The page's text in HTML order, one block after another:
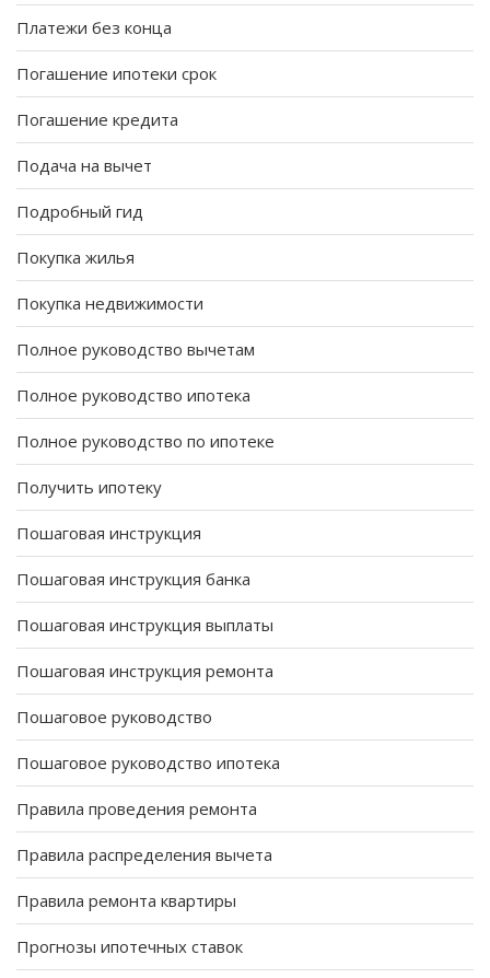
Платежи без конца
Погашение ипотеки срок
Погашение кредита
Подача на вычет
Подробный гид
Покупка жилья
Покупка недвижимости
Полное руководство вычетам
Полное руководство ипотека
Полное руководство по ипотеке
Получить ипотеку
Пошаговая инструкция
Пошаговая инструкция банка
Пошаговая инструкция выплаты
Пошаговая инструкция ремонта
Пошаговое руководство
Пошаговое руководство ипотека
Правила проведения ремонта
Правила распределения вычета
Правила ремонта квартиры
Прогнозы ипотечных ставок